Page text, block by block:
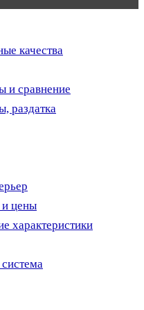
качества
и сравнение
раздатка
и цены
характеристики